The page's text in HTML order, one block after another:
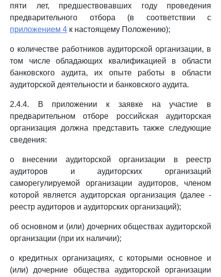
пяти лет, предшествовавших году проведения
предварительного отбора (в соответствии с
приложением 4 к настоящему Положению);
о количестве работников аудиторской организации, в
том числе обладающих квалификацией в области
банковского аудита, их опыте работы в области
аудиторской деятельности и банковского аудита.
2.4.4. В приложении к заявке на участие в
предварительном отборе российская аудиторская
организация должна представить также следующие
сведения:
о внесении аудиторской организации в реестр
аудиторов и аудиторских организаций
саморегулируемой организации аудиторов, членом
которой является аудиторская организация (далее -
реестр аудиторов и аудиторских организаций);
об основном и (или) дочерних обществах аудиторской
организации (при их наличии);
о кредитных организациях, с которыми основное и
(или) дочерние общества аудиторской организации